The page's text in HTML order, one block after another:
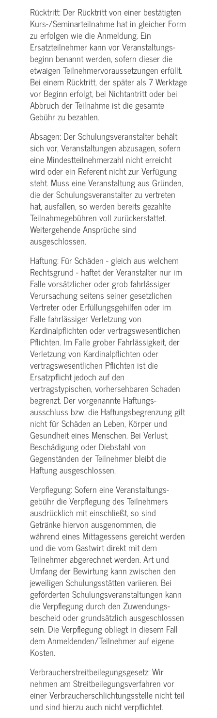
Rücktritt: Der Rücktritt von einer bestätigten
Kurs-/­Seminarteilnahme hat in gleicher Form
zu erfolgen wie die Anmeldung. Ein
Ersatzteilnehmer kann vor Veranstaltungs­
beginn benannt werden, sofern dieser die
etwaigen Teilnehmer­voraussetzungen erfüllt.
Bei einem Rücktritt, der später als 7 Werktage
vor Beginn erfolgt, bei Nichtantritt oder bei
Abbruch der Teilnahme ist die gesamte
Gebühr zu bezahlen.
Absagen: Der Schulungs­veranstalter behält
sich vor, Veranstaltungen abzusagen, sofern
eine Mindest­teilnehmerzahl nicht erreicht
wird oder ein Referent nicht zur Verfügung
steht. Muss eine Veranstaltung aus Gründen,
die der Schulungs­veranstalter zu vertreten
hat, ausfallen, so werden bereits gezahlte
Teilnahme­gebühren voll zurückerstattet.
Weitergehende Ansprüche sind
ausgeschlossen.
Haftung: Für Schäden - gleich aus welchem
Rechtsgrund - haftet der Veranstalter nur im
Falle vorsätzlicher oder grob fahrlässiger
Verursachung seitens seiner gesetzlichen
Vertreter oder Erfüllungsgehilfen oder im
Falle fahrlässiger Verletzung von
Kardinalpflichten oder vertrags­wesentlichen
Pflichten. Im Falle grober Fahrlässigkeit, der
Verletzung von Kardinalpflichten oder
vertrags­wesentlichen Pflichten ist die
Ersatzpflicht jedoch auf den
vertragstypischen, vorhersehbaren Schaden
begrenzt. Der vorgenannte Haftungs­
ausschluss bzw. die Haftungs­begrenzung gilt
nicht für Schäden an Leben, Körper und
Gesundheit eines Menschen. Bei Verlust,
Beschädigung oder Diebstahl von
Gegenständen der Teilnehmer bleibt die
Haftung ausgeschlossen.
Verpflegung: Sofern eine Veranstaltungs­
gebühr die Verpflegung des Teilnehmers
ausdrücklich mit einschließt, so sind
Getränke hiervon ausgenommen, die
während eines Mittagessens gereicht werden
und die vom Gastwirt direkt mit dem
Teilnehmer abgerechnet werden. Art und
Umfang der Bewirtung kann zwischen den
jeweiligen Schulungsstätten variieren. Bei
geförderten Schulungs­veranstaltungen kann
die Verpflegung durch den Zuwendungs­
bescheid oder grundsätzlich ausgeschlossen
sein. Die Verpflegung obliegt in diesem Fall
dem Anmeldenden/­Teilnehmer auf eigene
Kosten.
Verbraucher­streitbeilegungs­gesetz: Wir
nehmen am Streit­beilegungs­verfahren vor
einer Verbraucher­schlichtungs­stelle nicht teil
und sind hierzu auch nicht verpflichtet.